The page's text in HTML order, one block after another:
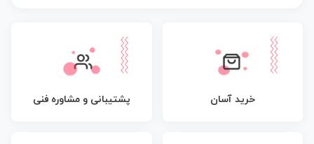
خرید آسان پشتیبانی و مشاوره فنی